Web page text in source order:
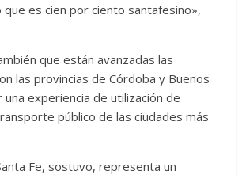
que es cien por ciento santafesino»,
que están avanzadas las
las provincias de Córdoba y Buenos
una experiencia de utilización de
público de las ciudades más
Fe, sostuvo, representa un